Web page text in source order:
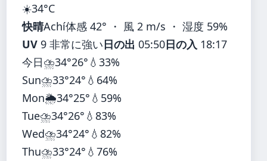
☀️34°C
快晴Achí体感 42° ・ 風 2 m/s ・ 湿度 59%
UV 9 非常に強い日の出 05:50日の入 18:17
今日⛈️34°26° 💧33%
Sun⛈️33°24° 💧64%
Mon🌦️34°25° 💧59%
Tue⛈️34°26° 💧83%
Wed⛈️34°24° 💧82%
Thu⛈️33°24° 💧76%